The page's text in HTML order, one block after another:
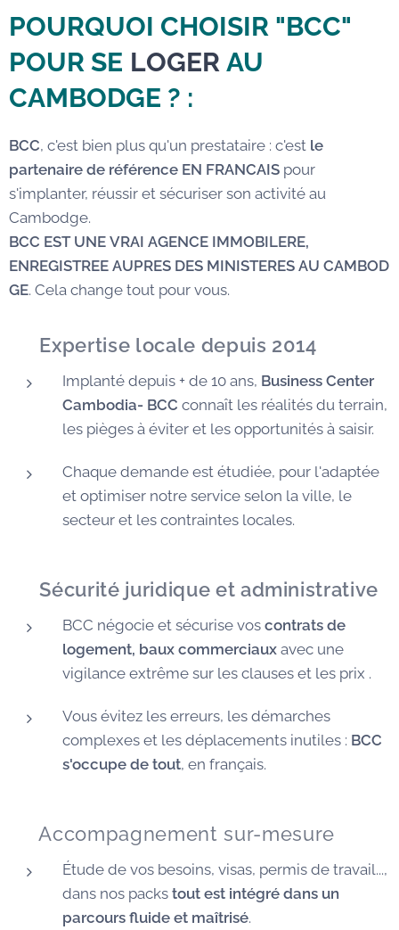
POURQUOI CHOISIR "BCC"
POUR SE LOGER AU
CAMBODGE ? :
BCC, c'est bien plus qu'un prestataire : c'est le
partenaire de référence EN FRANCAIS pour
s'implanter, réussir et sécuriser son activité au
Cambodge.
BCC EST UNE VRAI AGENCE IMMOBILERE,
ENREGISTREE AUPRES DES MINISTERES AU CAMBOD
GE. Cela change tout pour vous.
Expertise locale depuis 2014
Implanté depuis + de 10 ans, Business Center
Cambodia- BCC connaît les réalités du terrain,
les pièges à éviter et les opportunités à saisir.
Chaque demande est étudiée, pour l'adaptée
et optimiser notre service selon la ville, le
secteur et les contraintes locales.
🛡️Sécurité juridique et administrative
BCC négocie et sécurise vos contrats de
logement, baux commerciaux avec une
vigilance extrême sur les clauses et les prix .
Vous évitez les erreurs, les démarches
complexes et les déplacements inutiles : BCC
s'occupe de tout, en français.
🧭 Accompagnement sur-mesure
Étude de vos besoins, visas, permis de travail...,
dans nos packs tout est intégré dans un
parcours fluide et maîtrisé.